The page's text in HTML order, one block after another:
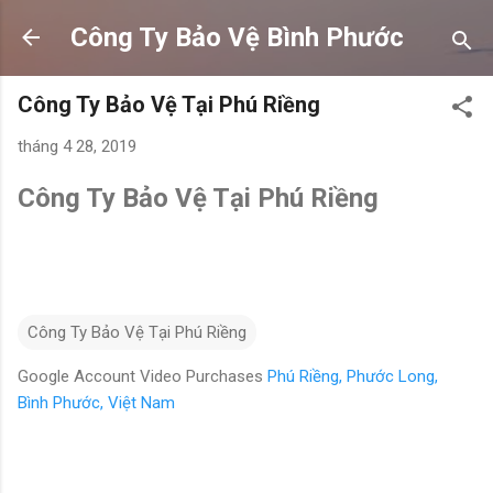
Chuyển đến nội dung chính
Công Ty Bảo Vệ Bình Phước
Công Ty Bảo Vệ Tại Phú Riềng
tháng 4 28, 2019
Công Ty Bảo Vệ Tại Phú Riềng
Công Ty Bảo Vệ Tại Phú Riềng
Google Account Video Purchases Phú Riềng, Phước Long,
Bình Phước, Việt Nam